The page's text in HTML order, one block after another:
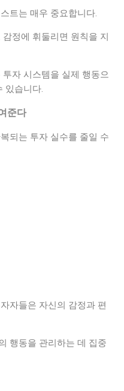
트는 매우 중요합니다.
정에 휘둘리면 원칙을 지
자 시스템을 실제 행동으
있습니다.
준다
되는 투자 실수를 줄일 수
자들은 자신의 감정과 편
행동을 관리하는 데 집중